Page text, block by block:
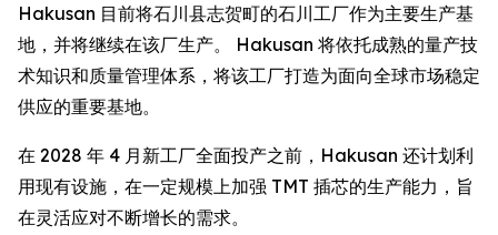
Hakusan 目前将石川县志贺町的石川工厂作为主要生产基
地，并将继续在该厂生产。 Hakusan 将依托成熟的量产技
术知识和质量管理体系，将该工厂打造为面向全球市场稳定
供应的重要基地。
在 2028 年 4 月新工厂全面投产之前，Hakusan 还计划利
用现有设施，在一定规模上加强 TMT 插芯的生产能力，旨
在灵活应对不断增长的需求。